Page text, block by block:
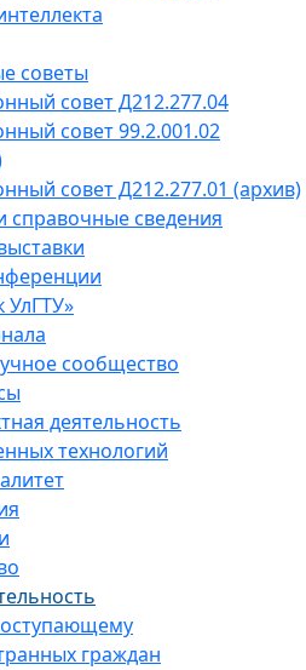
советы
совет Д212.277.04
совет 99.2.001.02
совет Д212.277.01 (архив)
справочные сведения
УлГТУ»
сообщество
деятельность
технологий
граждан